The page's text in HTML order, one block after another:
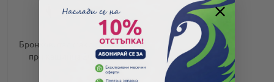
Бронховитал макс сироп
при кашлица 200мл